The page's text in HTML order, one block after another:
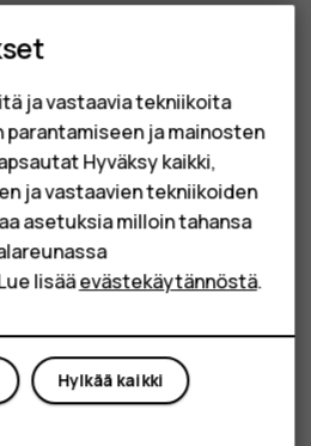
M
ja vastaavia tekniikoita
ja mainosten
Hyväksy kaikki,
ja vastaavien tekniikoiden
asetuksia milloin tahansa
lisääevästekäytännöstä.
Hylkää kaikki